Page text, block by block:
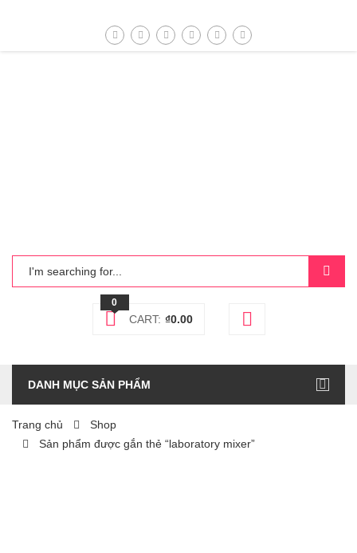
0
CART: ₫0.00
DANH MỤC SẢN PHẨM
Trang chủ
Shop
Sản phẩm được gắn thẻ “laboratory mixer”